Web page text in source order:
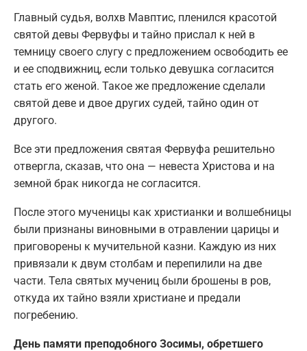
Главный судья, волхв Мавптис, пленился красотой
святой девы Фервуфы и тайно прислал к ней в
темницу своего слугу с предложением освободить ее
и ее сподвижниц, если только девушка согласится
стать его женой. Такое же предложение сделали
святой деве и двое других судей, тайно один от
другого.
Все эти предложения святая Фервуфа решительно
отвергла, сказав, что она — невеста Христова и на
земной брак никогда не согласится.
После этого мученицы как христианки и волшебницы
были признаны виновными в отравлении царицы и
приговорены к мучительной казни. Каждую из них
привязали к двум столбам и перепилили на две
части. Тела святых мучениц были брошены в ров,
откуда их тайно взяли христиане и предали
погребению.
День памяти преподобного Зосимы, обретшего